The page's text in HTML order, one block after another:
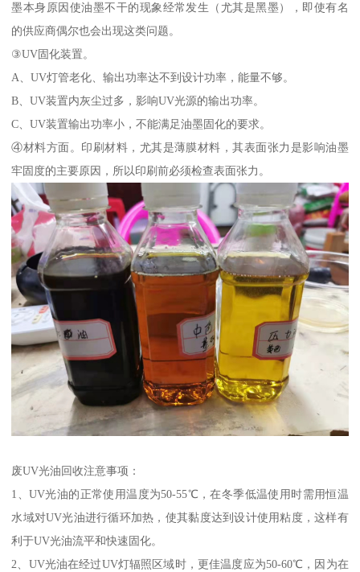
墨本身原因使油墨不干的现象经常发生（尤其是黑墨），即使有名
的供应商偶尔也会出现这类问题。
③UV固化装置。
A、UV灯管老化、输出功率达不到设计功率，能量不够。
B、UV装置内灰尘过多，影响UV光源的输出功率。
C、UV装置输出功率小，不能满足油墨固化的要求。
④材料方面。印刷材料，尤其是薄膜材料，其表面张力是影响油墨
牢固度的主要原因，所以印刷前必须检查表面张力。
废UV光油回收注意事项：
1、UV光油的正常使用温度为50-55℃，在冬季低温使用时需用恒温
水域对UV光油进行循环加热，使其黏度达到设计使用粘度，这样有
利于UV光油流平和快速固化。
2、UV光油在经过UV灯辐照区域时，更佳温度应为50-60℃，因为在